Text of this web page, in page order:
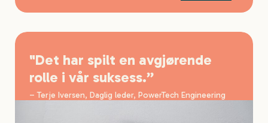
"Det har spilt en avgjørende
rolle i vår suksess.”
– Terje Iversen, Daglig leder, PowerTech Engineering